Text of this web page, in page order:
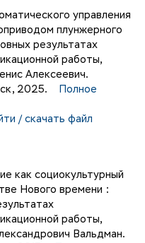
управления
плунжерного
результатах
работы,
Алексеевич.
2025.
Полное
/ скачать файл
как социокультурный
Нового времени :
работы,
Вальдман.